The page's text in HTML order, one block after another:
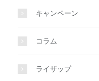
キャンペーン
コラム
ライザップ